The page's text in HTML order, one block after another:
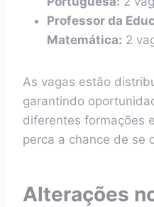
Professor da
Matemática: 2
As vagas estão
garantindo
diferentes formações
perca a chance de se
Alterações